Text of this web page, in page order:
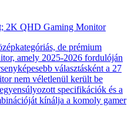
2K QHD Gaming Monitor
de prémium
amely 2025-2026 fordulóján
választásként a 27
nem véletlenül került be
specifikációk és a
kínálja a komoly gamer